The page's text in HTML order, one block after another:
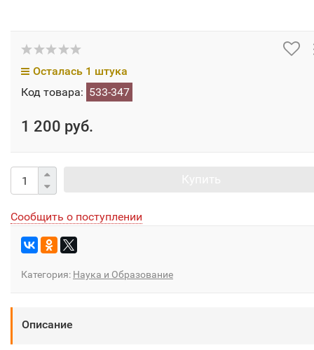
Осталась 1 штука
Код товара: 533-347
1 200 руб.
Сообщить о поступлении
Категория: Наука и Образование
Описание